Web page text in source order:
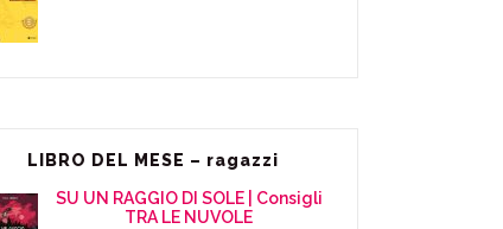
LIBRO DEL MESE – ragazzi
SU UN RAGGIO DI SOLE | Consigli
TRA LE NUVOLE